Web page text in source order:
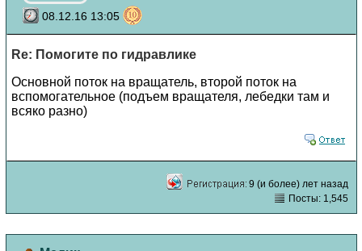
08.12.16 13:05
Re: Помогите по гидравлике
Основной поток на вращатель, второй поток на
вспомогательное (подъем вращателя, лебедки там и
всяко разно)
9 (и более) лет назад
Посты: 1,545